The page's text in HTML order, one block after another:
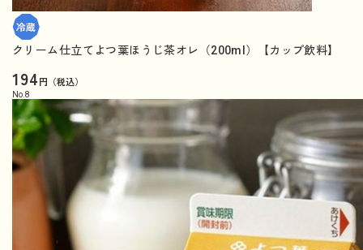
クリーム仕立てよつ葉ほうじ茶オレ（200ml）【カップ飲料】
194円（税込）
No. 8